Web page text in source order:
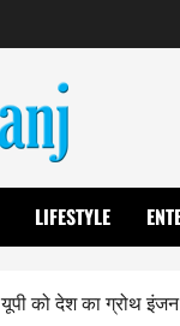
LIFESTYLE
यूपी को देश का ग्रोथ